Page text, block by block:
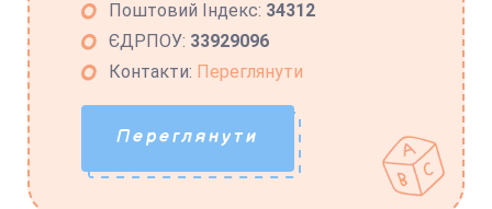
Поштовий Індекс: 34312
ЄДРПОУ: 33929096
Контакти: Переглянути
Переглянути